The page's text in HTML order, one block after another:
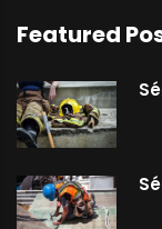
Featured